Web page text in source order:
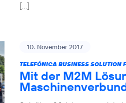
[…]
10. November 2017
TELEFÓNICA BUSINESS SOLUTION
Mit der M2M